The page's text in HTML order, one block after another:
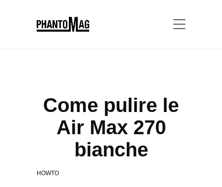
Come pulire le
Air Max 270
bianche
HOWTO